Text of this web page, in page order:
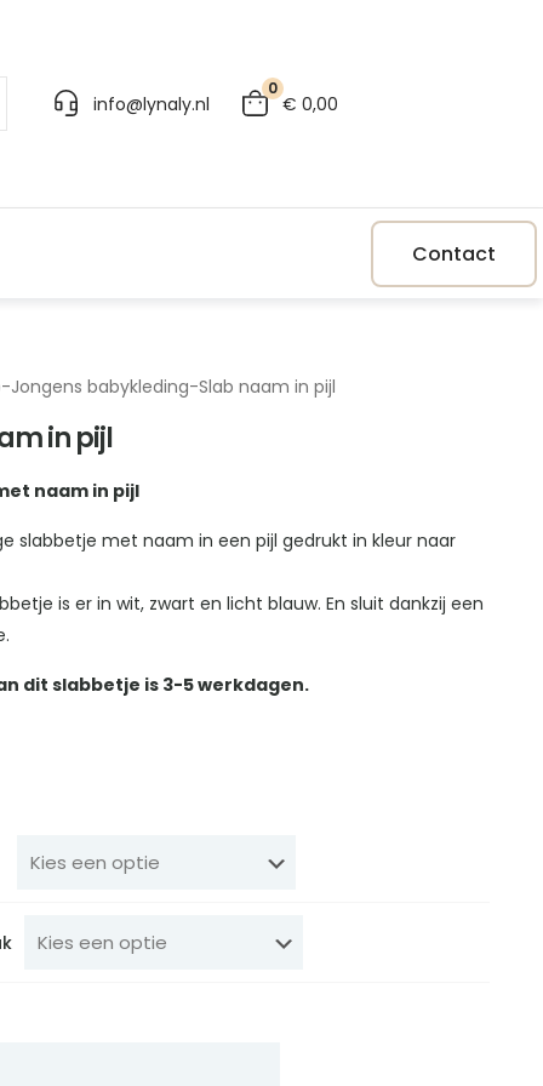
info@lynaly.nl
0
€ 0,00
Contact
-Jongens babykleding-Slab naam in pijl
in pijl
naam in pijl
slabbetje met naam in een pijl gedrukt in kleur naar
is er in wit, zwart en licht blauw. En sluit dankzij een
dit slabbetje is 3-5 werkdagen.